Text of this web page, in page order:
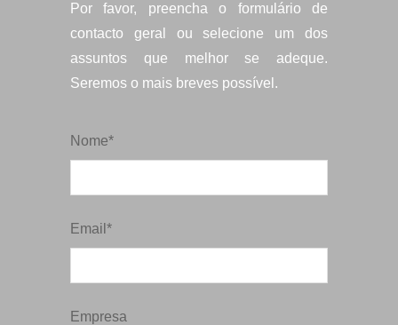
Por favor, preencha o formulário de
contacto geral ou selecione um dos
assuntos que melhor se adeque.
Seremos o mais breves possível.
Nome*
Email*
Empresa